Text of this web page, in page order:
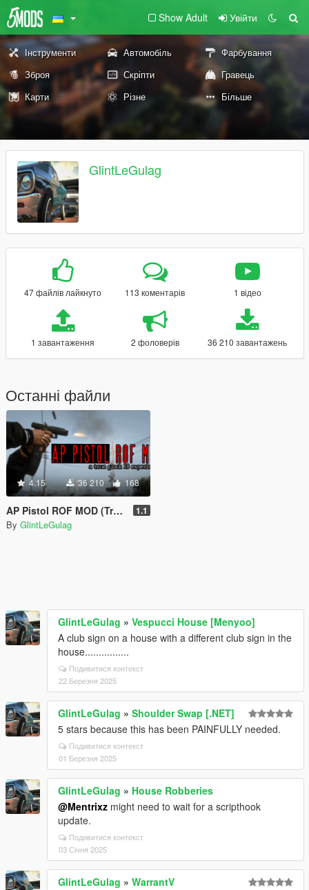
Show Adult Увійти
Інструменти Автомобіль
Фарбування
Зброя
Скріпти
Гравець
Карти
Різне Більше
GlintLeGulag
47 файлів лайкнуто 113 коментарів 1 відео
1 завантаження 2 фоловерів 36 210 завантажень
Останні файли
4.15 36 210 168
AP Pistol ROF MOD (True Glock 18 Experience) 1.1
By GlintLeGulag
GlintLeGulag » Vespucci House [Menyoo]
A club sign on a house with a different club sign in the
house................
Подивитися контекст
22 Березня 2025
GlintLeGulag » Shoulder Swap [.NET]
5 stars because this has been PAINFULLY needed.
Подивитися контекст
01 Березня 2025
GlintLeGulag » House Robberies
@Mentrixz might need to wait for a scripthook
update.
Подивитися контекст
03 Січня 2025
GlintLeGulag » WarrantV